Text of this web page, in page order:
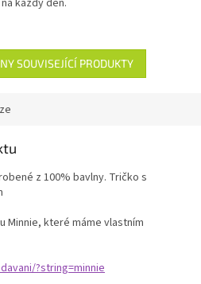
každý den.
SOUVISEJÍCÍ PRODUKTY
z 100% bavlny. Tričko s
Minnie, které máme vlastním
?string=minnie